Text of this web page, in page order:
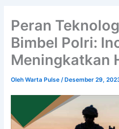
Peran
Bimbel Polri:
Meningkatkan
OlehWarta Pulse/ Desember 29,